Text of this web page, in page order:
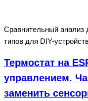
Сравнительный анализ
типов для DIY-
Термостат на
управлением.
заменить